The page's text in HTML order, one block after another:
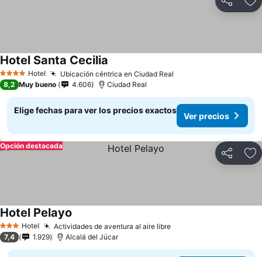
Compartir
4 EstrellasHotel Ubicación céntrica en Ciudad Real
Hotel Santa Cecilia
8,2 Muy bueno 4.606 Ciudad Real
Elige fechas para ver los precios exactos
Ver precios
Compartir
Opción destacada
3 Estrellas
Hotel Actividades de aventura al aire libreVer precios
Hotel Pelayo
7,4 1.929 Alcalá del Júcar